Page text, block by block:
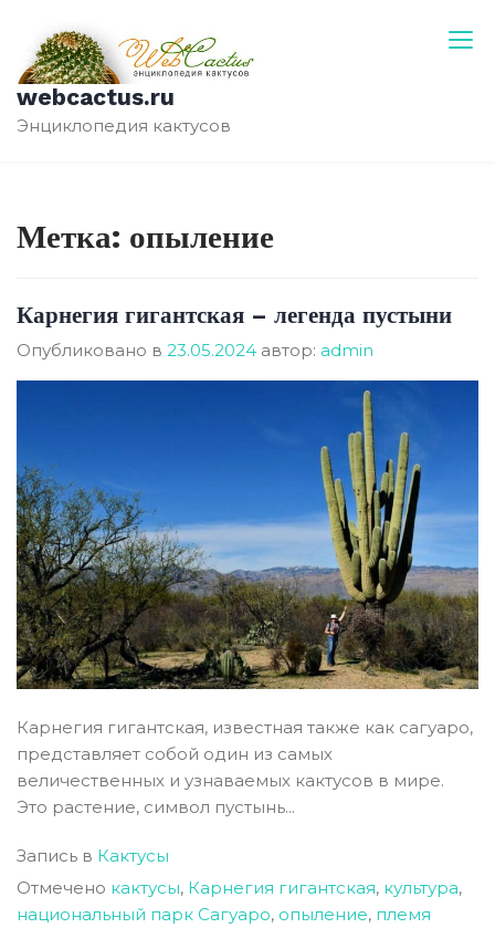
содержимому
webcactus.ru
Энциклопедия кактусов
Метка: опыление
Карнегия гигантская – легенда пустыни
Опубликовано в 23.05.2024 автор: admin
Карнегия гигантская, известная также как сагуаро,
представляет собой один из самых
величественных и узнаваемых кактусов в мире.
Это растение, символ пустынь...
Запись в Кактусы
Отмечено кактусы, Карнегия гигантская, культура,
национальный парк Сагуаро, опыление, племя